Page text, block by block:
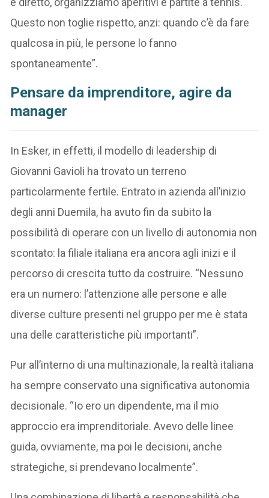
Questo non toglie rispetto, anzi: quando c’è da fare
qualcosa in più, le persone lo fanno
spontaneamente”.
Pensare da imprenditore, agire da
manager
In Esker, in effetti, il modello di leadership di
Giovanni Gavioli ha trovato un terreno
particolarmente fertile. Entrato in azienda all’inizio
degli anni Duemila, ha avuto fin da subito la
possibilità di operare con un livello di autonomia non
scontato: la filiale italiana era ancora agli inizi e il
percorso di crescita tutto da costruire. “Nessuno
era un numero: l’attenzione alle persone e alle
diverse culture presenti nel gruppo per me è stata
una delle caratteristiche più importanti”.
Pur all’interno di una multinazionale, la realtà italiana
ha sempre conservato una significativa autonomia
decisionale. “Io ero un dipendente, ma il mio
approccio era imprenditoriale. Avevo delle linee
guida, ovviamente, ma poi le decisioni, anche
strategiche, si prendevano localmente”.